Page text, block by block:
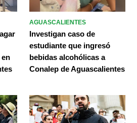
AGUASCALIENTES
Investigan caso de
estudiante que ingresó
bebidas alcohólicas a
Conalep de Aguascalientes